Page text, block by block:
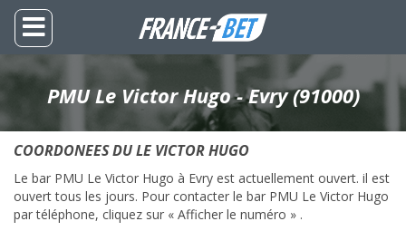
PMU Le Victor Hugo - Evry (91000)
COORDONEES DU LE VICTOR HUGO
Le bar PMU Le Victor Hugo à Evry est actuellement ouvert. il est
ouvert tous les jours. Pour contacter le bar PMU Le Victor Hugo
par téléphone, cliquez sur « Afficher le numéro » .